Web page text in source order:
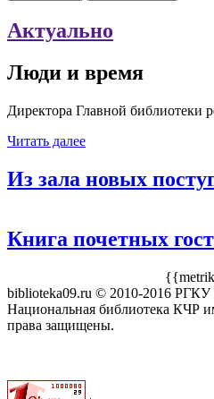
Актуально
Люди и время
Директора Главной библиотеки
Читать далее
Из зала новых
Книга почетных
biblioteka09.ru © 2010-2016 РГКУ
Национальная библиотека КЧР
права защищены.